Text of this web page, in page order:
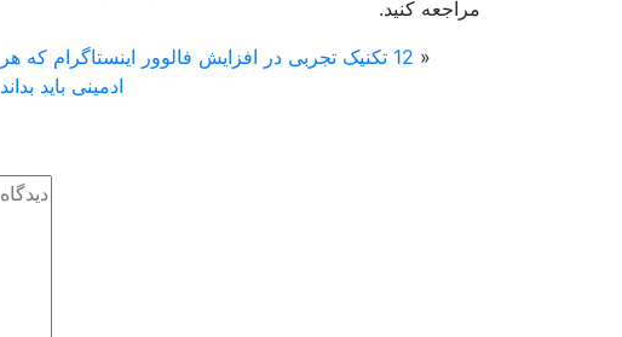
مراجعه کنید.
«
12 تکنیک تجربی در افزایش فالوور اینستاگرام که هر
ادمینی باید بداند